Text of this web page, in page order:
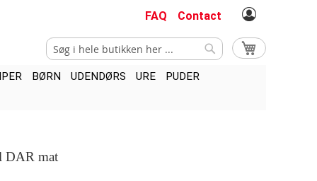
FAQ Contact
My Cart
Search
BØRN UDENDØRS URE
PUDER
DAR mat